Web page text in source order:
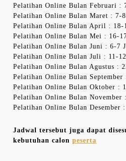
Pelatihan Online Bulan Februari :
Pelatihan Online Bulan Maret : 7-
Pelatihan Online Bulan April : 18-
Pelatihan Online Bulan Mei : 16-
Pelatihan Online Bulan Juni : 6-7
Pelatihan Online Bulan Juli : 11-
Pelatihan Online Bulan Agustus :
Pelatihan Online Bulan September
Pelatihan Online Bulan Oktober :
Pelatihan Online Bulan November
Pelatihan Online Bulan Desember
Jadwal tersebut juga dapat
kebutuhan calon peserta